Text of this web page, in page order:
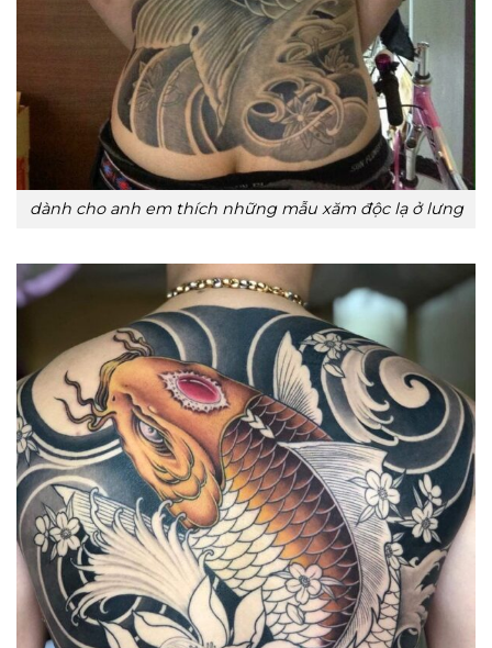
dành cho anh em thích những mẫu xăm độc lạ ở lưng